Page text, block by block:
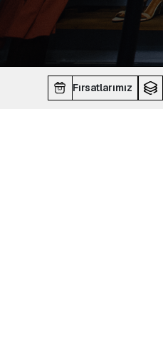
Fırsatlarımız